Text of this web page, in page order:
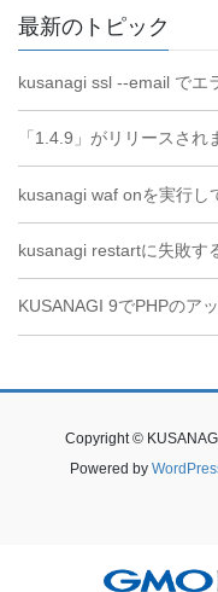
最新のトピック
kusanagi ssl --email でエ
「1.4.9」がリリースさ
kusanagi waf onを実行し
kusanagi restartに失敗す
KUSANAGI 9でPHPのア
Copyright ©
Powered by